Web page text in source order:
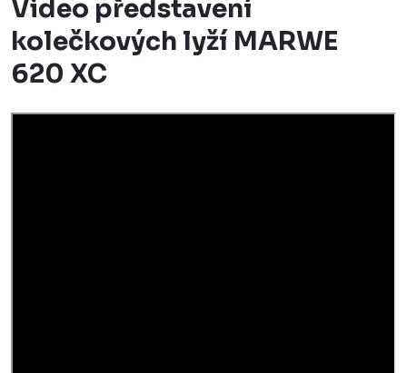
Video představení
kolečkových lyží MARWE
620 XC